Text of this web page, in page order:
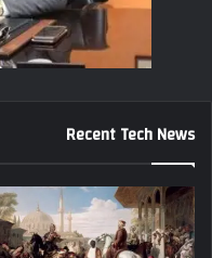
Recent Tech News